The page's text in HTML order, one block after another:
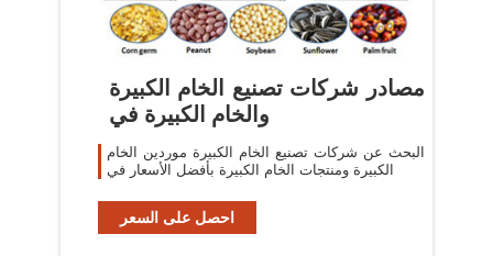
مصادر شركات تصنيع الخام الكبيرة
والخام الكبيرة في
البحث عن شركات تصنيع الخام الكبيرة موردين الخام
الكبيرة ومنتجات الخام الكبيرة بأفضل الأسعار في
احصل على السعر